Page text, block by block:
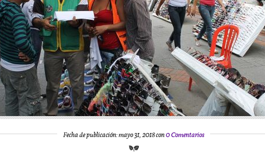
Fecha de publicación: mayo 31, 2018 con0 Comentarios